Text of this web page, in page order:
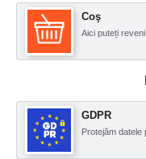
Coş
Aici puteți
GDPR
Protejăm datele